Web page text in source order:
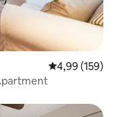
Gemiddelde
4,99 (159)